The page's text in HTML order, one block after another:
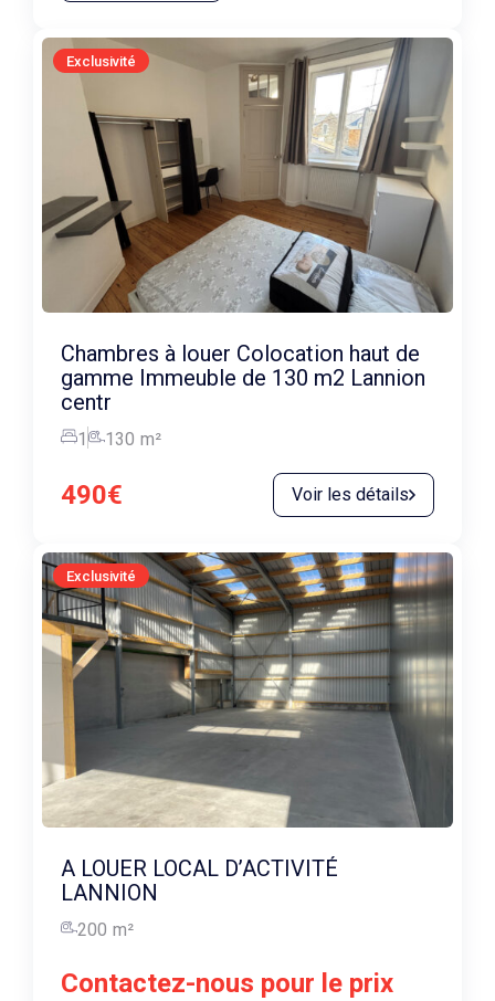
Exclusivité
Chambres à louer Colocation haut de
gamme Immeuble de 130 m2 Lannion
centr
1 130 m²
490€ Voir les détails
Exclusivité
A LOUER LOCAL D’ACTIVITÉ
LANNION
200 m²
Contactez-nous pour le prix